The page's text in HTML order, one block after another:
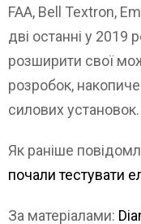
FAA, Bell Textron,
дві останні у 2019
розширити свої
розробок,
силових установок.
Як раніше
почали тестувати
За матеріалами: